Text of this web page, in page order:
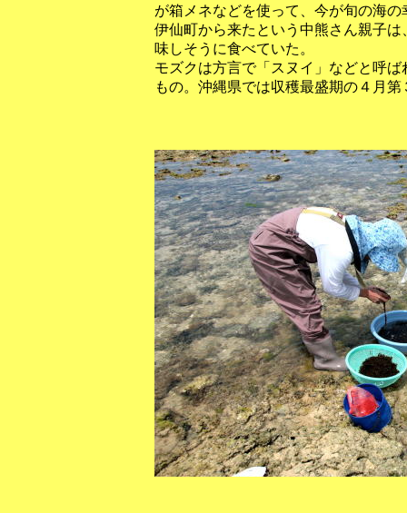
が箱メネなどを使って、今が旬の海
伊仙町から来たという中熊さん親子
味しそうに食べていた。
モズクは方言で「スヌイ」などと呼
もの。沖縄県では収穫最盛期の４月